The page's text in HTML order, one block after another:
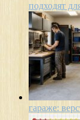
подходят
гараже: